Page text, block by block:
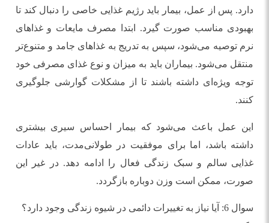
دارد. پس از عمل، بیمار باید رژیم غذایی خاصی را دنبال کند تا
بهبودی مناسب صورت گیرد. ابتدا مصرف مایعات و غذاهای
نرم توصیه می‌شود، سپس به تدریج به غذاهای جامد و متنوع‌تر
منتقل می‌شود. بیماران باید به میزان و نوع غذای مصرفی خود
توجه ویژه‌ای داشته باشند تا از مشکلات گوارشی جلوگیری
کنند.
این عمل باعث می‌شود که بیمار احساس سیری بیشتری
داشته باشد، اما برای موفقیت در طولانی‌مدت، باید عادات
غذایی سالم و سبک زندگی فعال را ادامه دهد. در غیر این
صورت، ممکن است وزن دوباره بازگردد.
سوال 6: آیا نیاز به تغییرات دائمی در شیوه زندگی وجود دارد؟